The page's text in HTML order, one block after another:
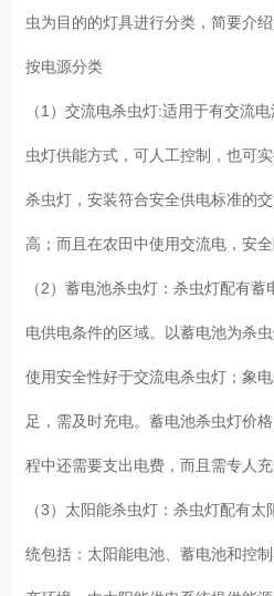
虫为目的的灯具进行分类，简要介
按电源分类
（1）交流电杀虫灯:适用于有交流
虫灯供能方式，可人工控制，也可
杀虫灯，安装符合安全供电标准的
高；而且在农田中使用交流电，安全
（2）蓄电池杀虫灯：杀虫灯配有
电供电条件的区域。以蓄电池为杀
使用安全性好于交流电杀虫灯；象
足，需及时充电。蓄电池杀虫灯价
程中还需要支出电费，而且需专人充
（3）太阳能杀虫灯：杀虫灯配有
统包括：太阳能电池、蓄电池和控